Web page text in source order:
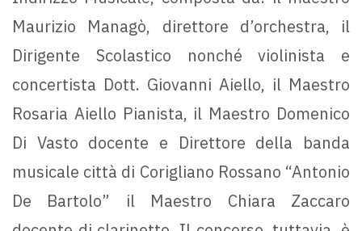
Maurizio Managò, direttore d’orchestra, il
Dirigente Scolastico nonché violinista e
concertista Dott. Giovanni Aiello, il Maestro
Rosaria Aiello Pianista, il Maestro Domenico
Di Vasto docente e Direttore della banda
musicale città di Corigliano Rossano “Antonio
De Bartolo” il Maestro Chiara Zaccaro